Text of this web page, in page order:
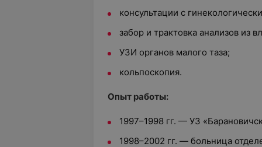
консультации с
забор и трактовка анализов из
УЗИ органов малого таза;
кольпоскопия.
Опыт работы:
1997–1998 гг. — УЗ
1998–2002 гг. — больница